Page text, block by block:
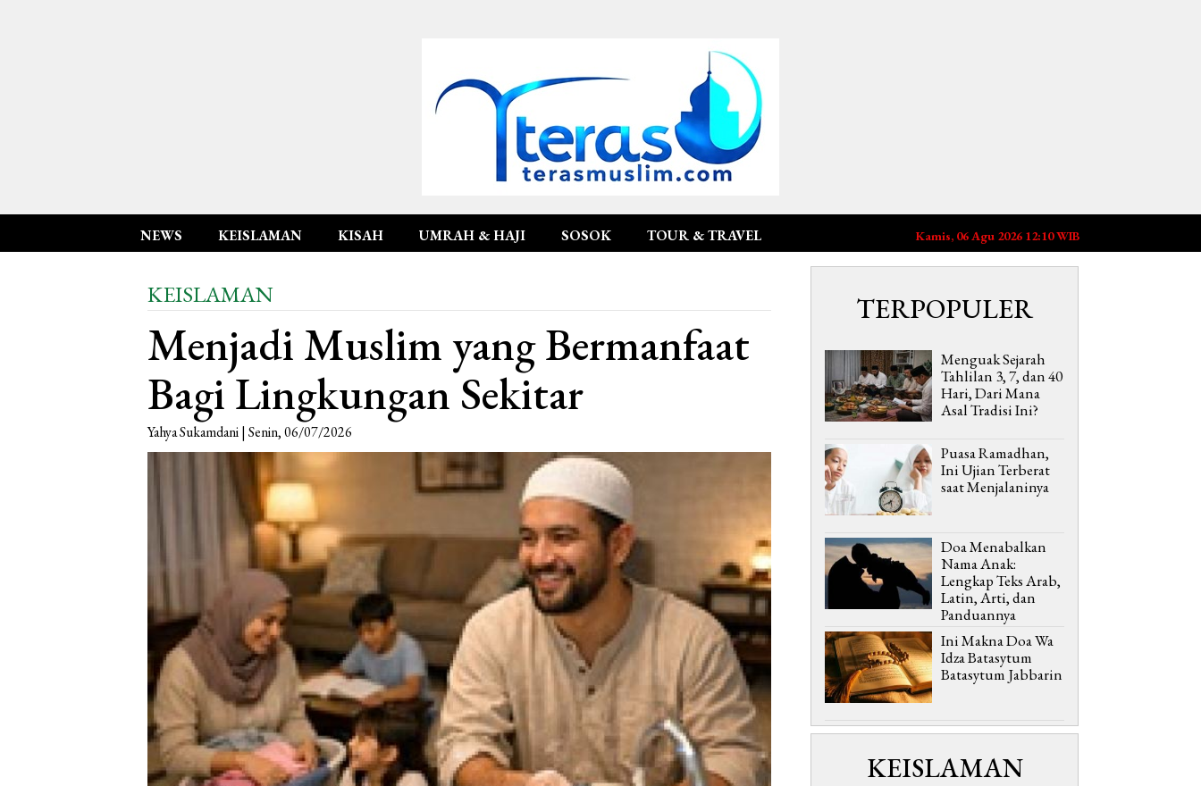
NEWS KEISLAMAN KISAH UMRAH & HAJI SOSOK TOUR & TRAVEL Kamis, 06 Agu 2026 12:10 WIB
KEISLAMAN
Menjadi Muslim yang Bermanfaat
Bagi Lingkungan Sekitar
Yahya Sukamdani | Senin, 06/07/2026
TERPOPULER
Menguak Sejarah
Tahlilan 3, 7, dan 40
Hari, Dari Mana
Asal Tradisi Ini?
Puasa Ramadhan,
Ini Ujian Terberat
saat Menjalaninya
Doa Menabalkan
Nama Anak:
Lengkap Teks Arab,
Latin, Arti, dan
Panduannya
Ini Makna Doa Wa
Idza Batasytum
Batasytum Jabbarin
KEISLAMAN